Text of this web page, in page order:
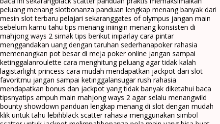
peluang menang slotbonanza panduan lengkap menang banyak dari
mesin slot terbaru pelajari sekaranggates of olympus jangan main
sebelum kamu tahu tips menang iniingin menang konsisten di
mahjong ways 2 simak tips berikut iniparlay cara pintar
menggandakan uang dengan taruhan sederhanapoker rahasia
memenangkan pot besar di meja poker online jangan sampai
ketinggalanroulette cara menghitung peluang agar tidak kalah
lagistarlight princess cara mudah mendapatkan jackpot dari slot
favoritmu jangan sampai ketinggalansugar rush rahasia
mendapatkan bonus dan jackpot yang tidak banyak diketahui baca
tipsnyatips ampuh main mahjong ways 2 agar selalu menangwild
bounty showdown panduan lengkap menang di slot dengan mudah
klik untuk tahu lebihblack scatter rahasia menggunakan simbol